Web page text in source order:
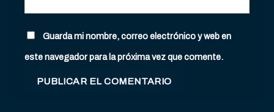
Guarda mi nombre, correo electrónico y web en
este navegador para la próxima vez que comente.